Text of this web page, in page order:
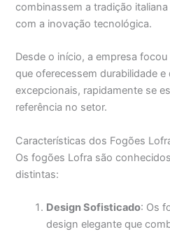
combinassem a tradição
com a inovação tecnológica.
Desde o início, a empresa
que oferecessem durabilidade
excepcionais, rapidamente se
referência no setor.
Características dos Fogões
Os fogões Lofra são
distintas:
Design Sofisticado: Os
design elegante que